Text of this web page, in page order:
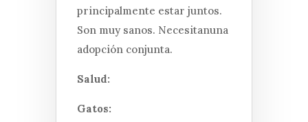
principalmente estar juntos.
Son muy sanos. Necesitanuna
adopción conjunta.
Salud:
Gatos: